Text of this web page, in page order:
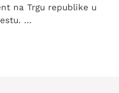
na Trgu republike u
…